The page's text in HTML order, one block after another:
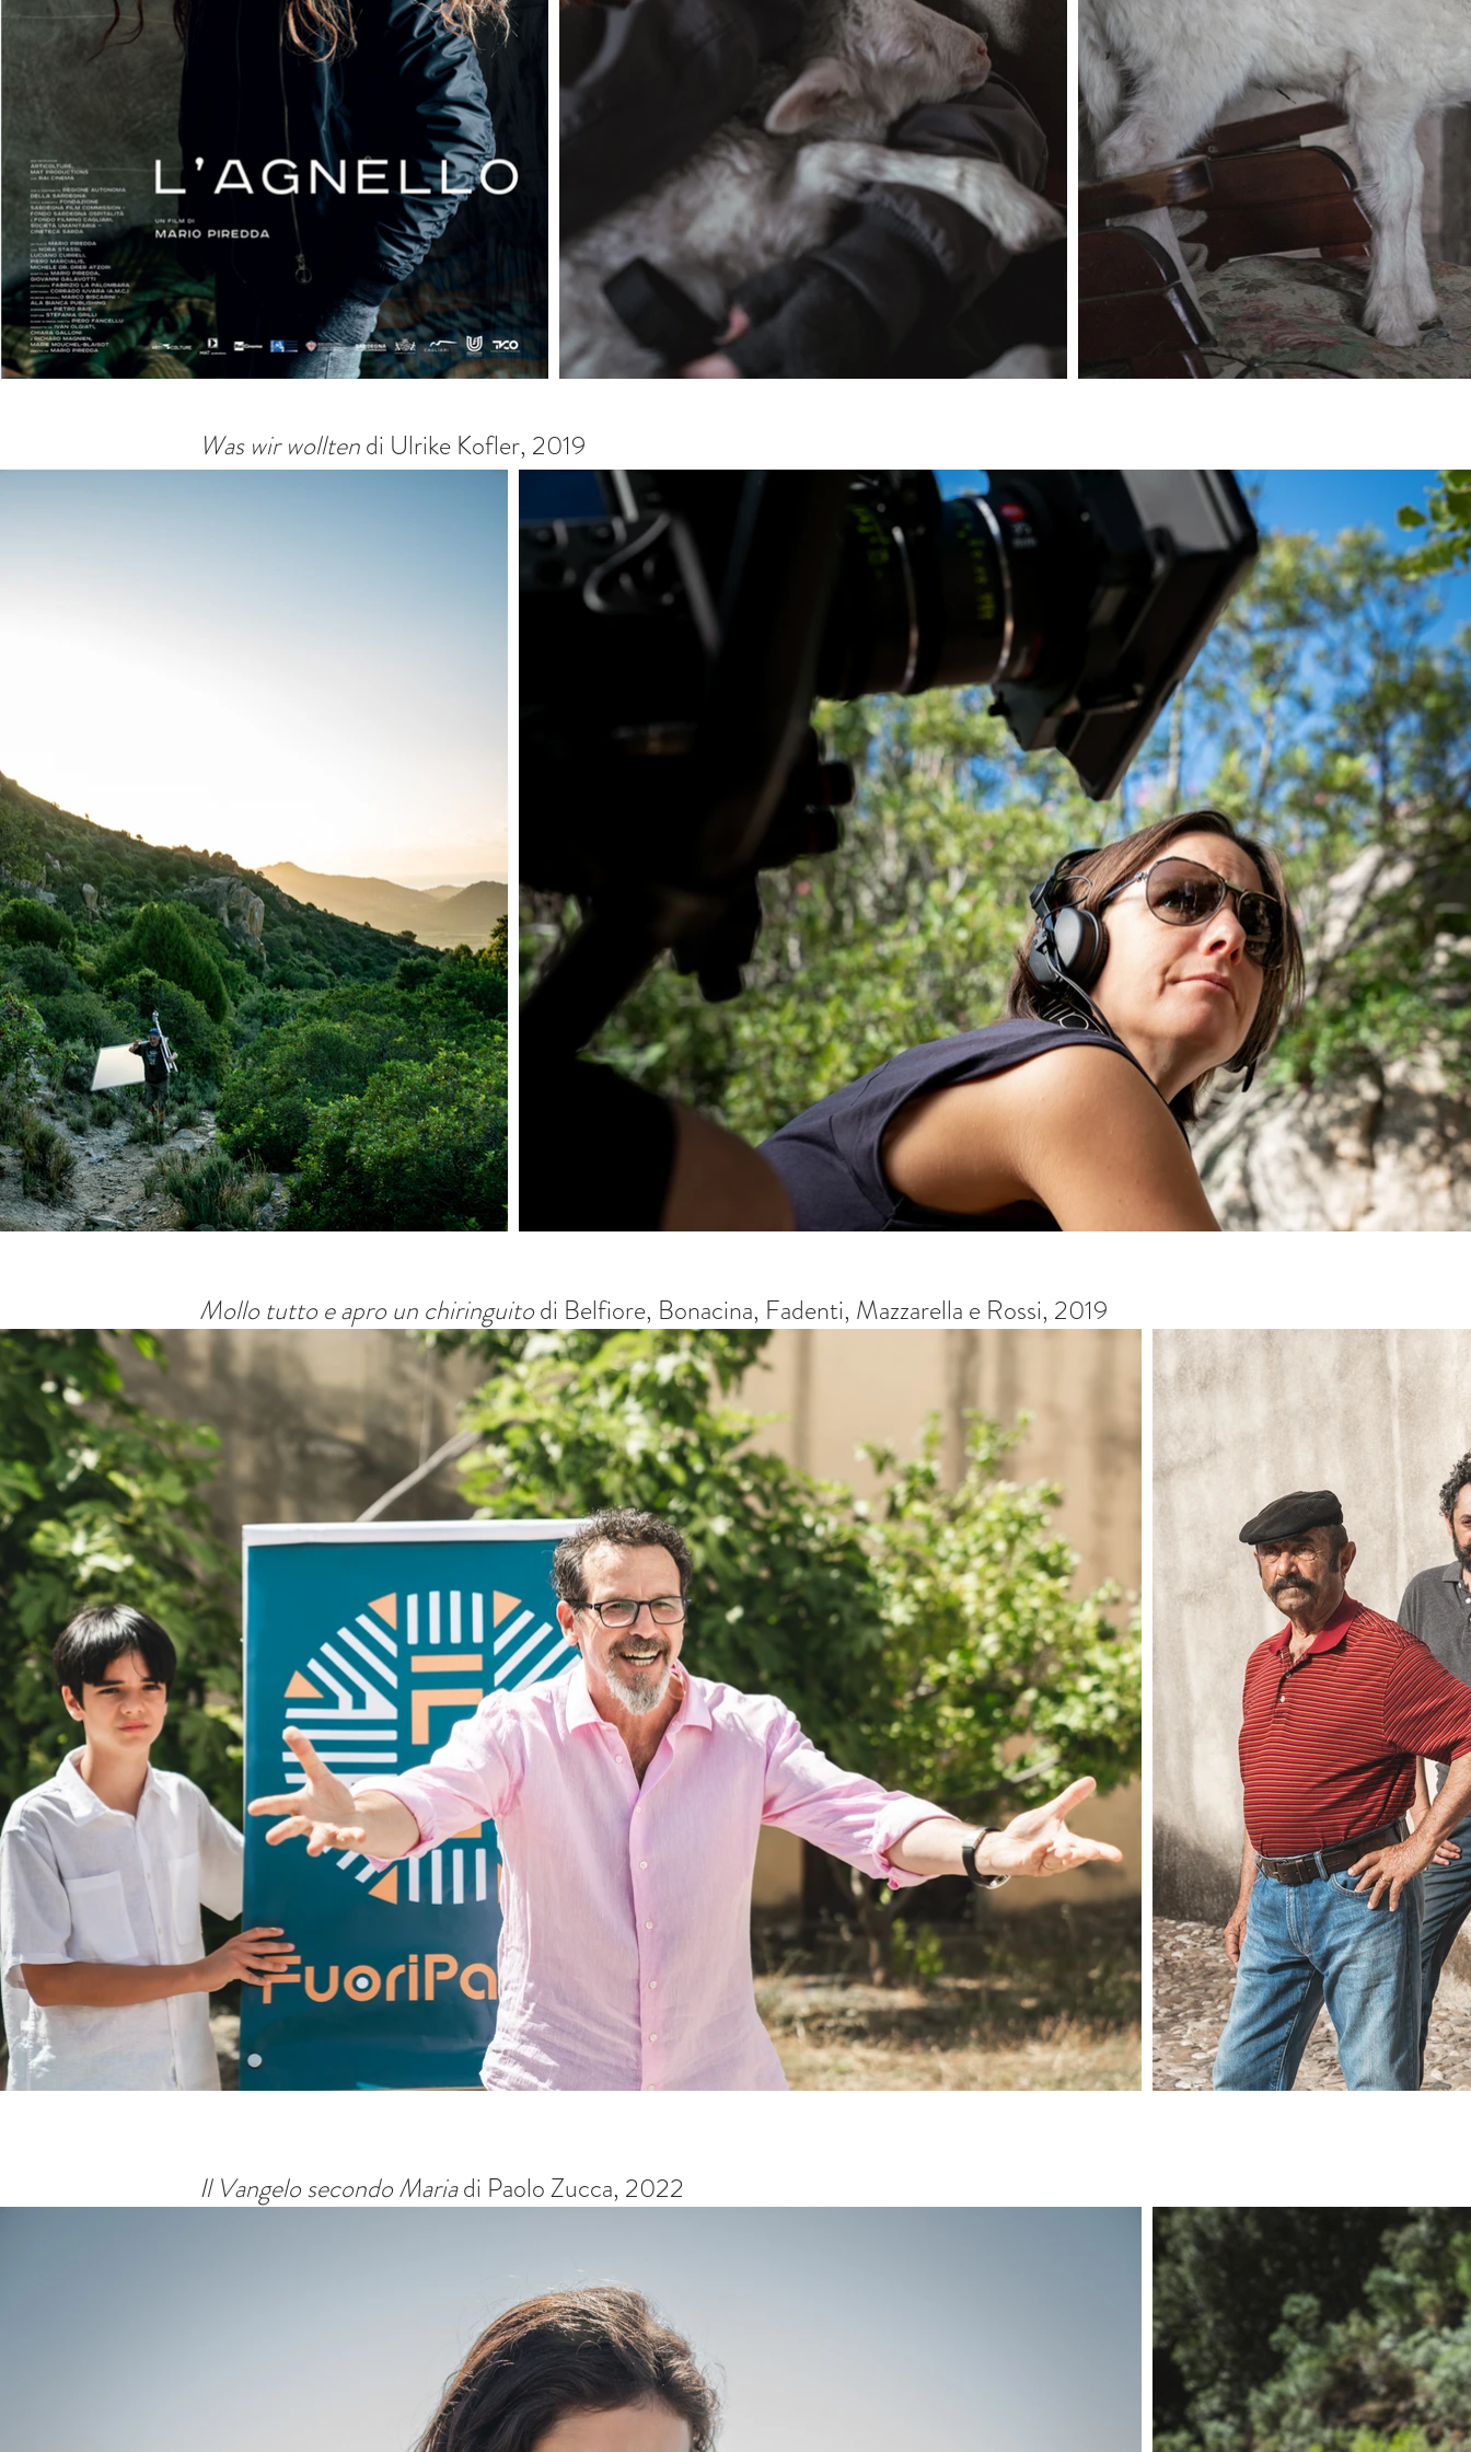
Was wir wolltendi Ulrike Kofler, 2019
Mollo tutto e apro un chiringuitodi Belfiore, Bonacina, Fadenti, Mazzarella e Rossi, 2019
Il Vangelo secondo Mariadi Paolo Zucca, 2022